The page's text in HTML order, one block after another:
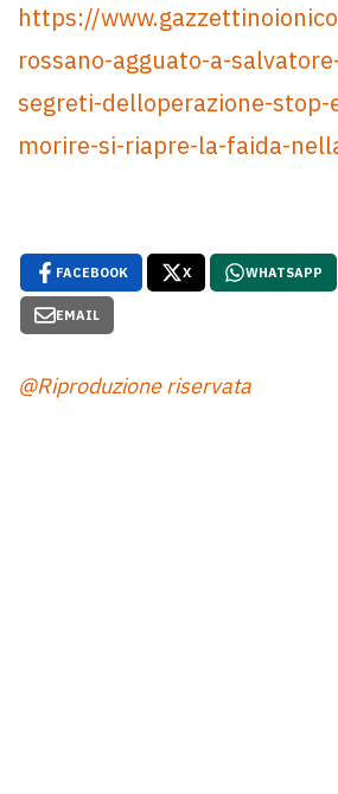
https://
rossano-agguato-a-
segreti-delloperazione-stop-
morire-si-riapre-la-faida-
FACEBOOK X WHATSAPP
EMAIL
@Riproduzione riservata